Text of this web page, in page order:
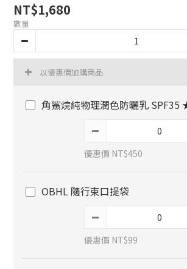
NT$1,680
數量
以優惠價加購商品
角鯊烷純物理潤色防曬乳
優惠價 NT$450
OBHL 隨行束口提袋
優惠價 NT$99